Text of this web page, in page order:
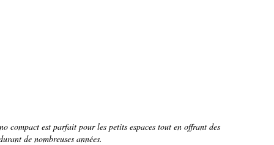
compact est parfait pour les petits espaces tout en offrant des
de nombreuses années.